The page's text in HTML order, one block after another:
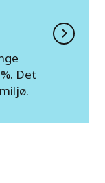
Det